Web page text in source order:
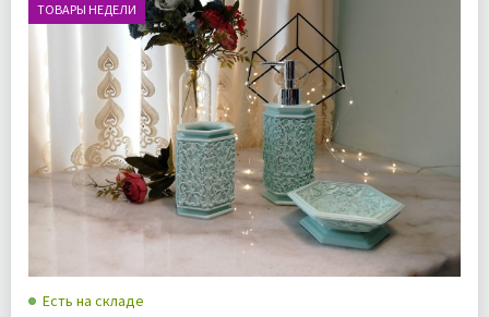
ТОВАРЫ НЕДЕЛИ
Есть на складе